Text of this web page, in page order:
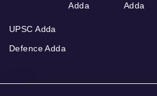
Adda
Adda
UPSC Adda
Defence Adda